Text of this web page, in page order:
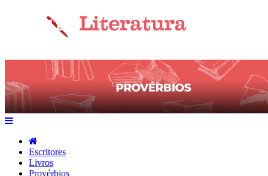
Escritores
Livros
Provérbios